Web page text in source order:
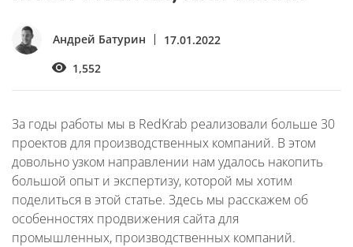
Андрей Батурин
17.01.2022
1,552
За годы работы мы в RedKrab реализовали больше 30
проектов для производственных компаний. В этом
довольно узком направлении нам удалось накопить
большой опыт и экспертизу, которой мы хотим
поделиться в этой статье. Здесь мы расскажем об
особенностях продвижения сайта для
промышленных, производственных компаний.